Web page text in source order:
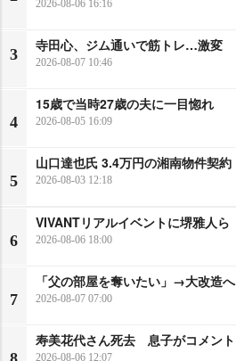
2026-08-06 16:16
3
寺田心、ジム通いで筋トレ…激変
2026-08-07 10:46
4
15歳で当時27歳の夫に一目惚れ
2026-08-05 16:09
5
山口達也氏 3.4万円の湘南物件契約
2026-08-03 12:18
6
VIVANTリアルイベントに堺雅人ら
2026-08-06 18:00
7
「父の部屋を奪いたい」→大改造へ
2026-08-07 07:00
寿美花代さん死去 息子がコメント
2026-08-06 12:07